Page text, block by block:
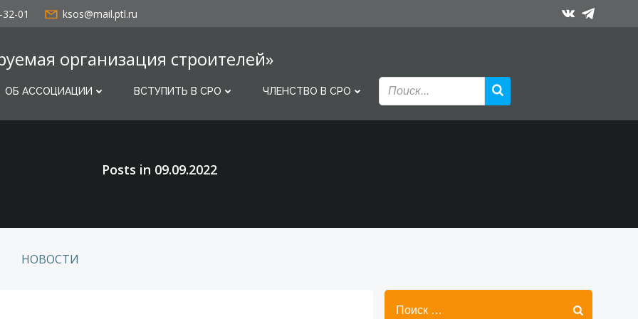
01 ksos@mail.ptl.ru
организация строителей»
ОБ АССОЦИАЦИИ ВСТУПИТЬ В СРО ЧЛЕНСТВО В СРО
Posts in 09.09.2022
НОВОСТИ
Найти: